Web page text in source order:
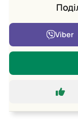
Viber